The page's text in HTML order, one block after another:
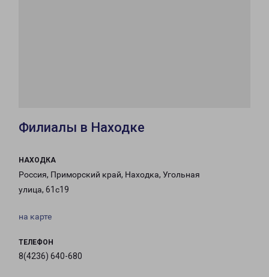
Филиалы в Находке
НАХОДКА
Россия, Приморский край, Находка, Угольная
улица, 61с19
на карте
ТЕЛЕФОН
8(4236) 640-680